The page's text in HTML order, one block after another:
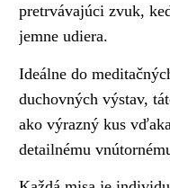
pretrvávajúci zvuk,
jemne udiera.
Ideálne do
duchovných výstav,
ako výrazný kus
detailnému